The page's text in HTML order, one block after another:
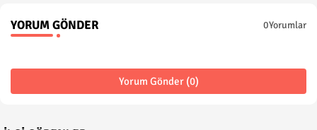
YORUM GÖNDER 0Yorumlar
Yorum Gönder (0)